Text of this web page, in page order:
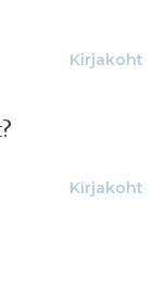
Kirjakoht
Kirjakoht